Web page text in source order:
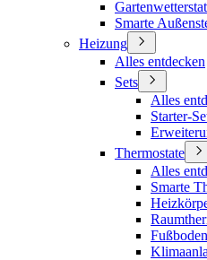
Smarte
Heizung
Alles entdecken
Sets
Alles
Starter-
Thermostate
Alles
Smarte